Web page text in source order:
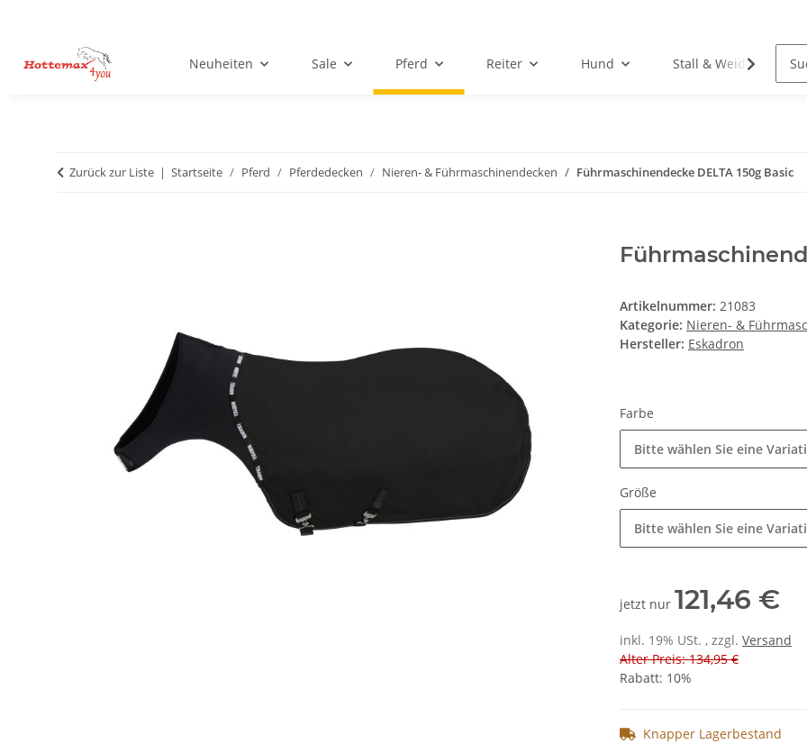
Neuheiten Sale Pferd Reiter Hund Stall & Weide
Zurück zur Liste Startseite Pferd Pferdedecken Nieren- & Führmaschinendecken Führmaschinendecke DELTA 150g Basic
Artikelnummer: 21083
Kategorie: Nieren- &
Hersteller: Eskadron
Farbe
Bitte wählen Sie eine
Größe
Bitte wählen Sie eine
jetzt nur 121,46 €
inkl. 19% USt. , zzgl. Versand
Alter Preis: 134,95 €
Rabatt: 10%
Knapper Lagerbestand